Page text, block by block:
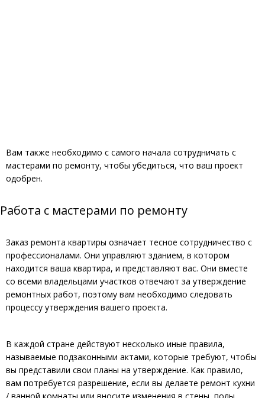
Вам также необходимо с самого начала сотрудничать с
мастерами по ремонту, чтобы убедиться, что ваш проект
одобрен.
Работа с мастерами по ремонту
Заказ ремонта квартиры означает тесное сотрудничество с
профессионалами. Они управляют зданием, в котором
находится ваша квартира, и представляют вас. Они вместе
со всеми владельцами участков отвечают за утверждение
ремонтных работ, поэтому вам необходимо следовать
процессу утверждения вашего проекта.
В каждой стране действуют несколько иные правила,
называемые подзаконными актами, которые требуют, чтобы
вы представили свои планы на утверждение. Как правило,
вам потребуется разрешение, если вы делаете ремонт кухни